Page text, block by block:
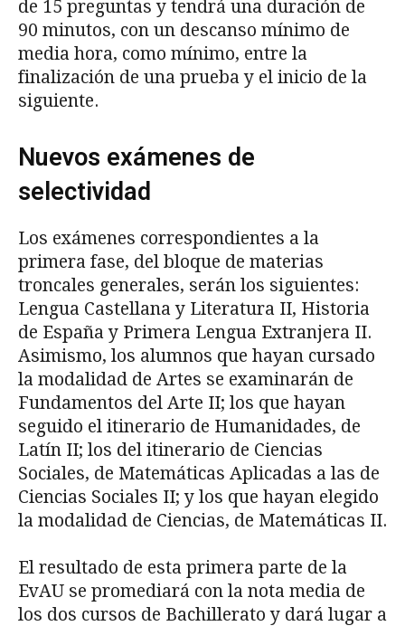
de 15 preguntas y tendrá una duración de
90 minutos, con un descanso mínimo de
media hora, como mínimo, entre la
finalización de una prueba y el inicio de la
siguiente.
Nuevos exámenes de
selectividad
Los exámenes correspondientes a la
primera fase, del bloque de materias
troncales generales, serán los siguientes:
Lengua Castellana y Literatura II, Historia
de España y Primera Lengua Extranjera II.
Asimismo, los alumnos que hayan cursado
la modalidad de Artes se examinarán de
Fundamentos del Arte II; los que hayan
seguido el itinerario de Humanidades, de
Latín II; los del itinerario de Ciencias
Sociales, de Matemáticas Aplicadas a las de
Ciencias Sociales II; y los que hayan elegido
la modalidad de Ciencias, de Matemáticas II.
El resultado de esta primera parte de la
EvAU se promediará con la nota media de
los dos cursos de Bachillerato y dará lugar a